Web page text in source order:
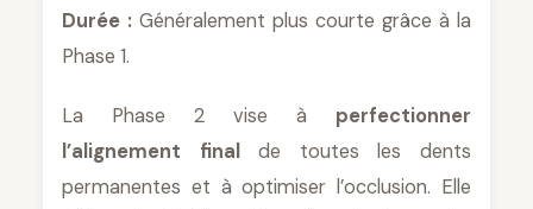
Durée : Généralement plus courte grâce à la
Phase 1.
La Phase 2 vise à perfectionner
l’alignement final
de toutes les dents
permanentes et à optimiser l’occlusion. Elle